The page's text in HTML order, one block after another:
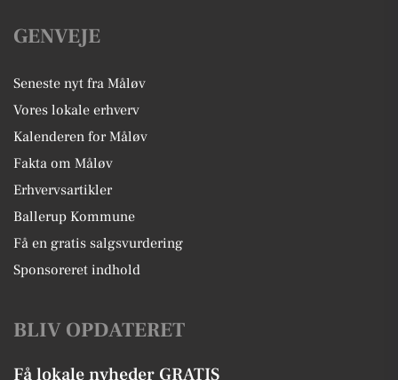
GENVEJE
Seneste nyt fra Måløv
Vores lokale erhverv
Kalenderen for Måløv
Fakta om Måløv
Erhvervsartikler
Ballerup Kommune
Få en gratis salgsvurdering
Sponsoreret indhold
BLIV OPDATERET
Få lokale nyheder GRATIS